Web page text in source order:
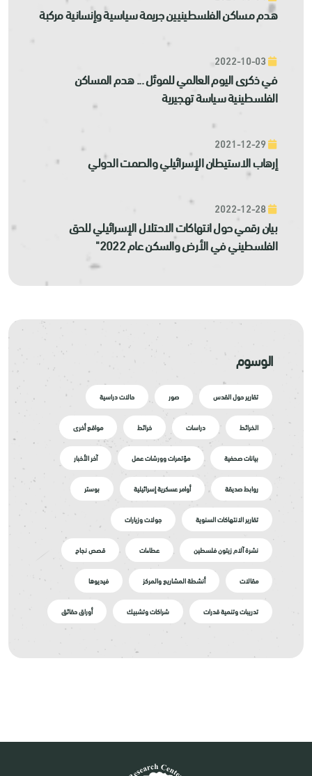
هدم مساكن الفلسطينيين جريمة سياسية وإنسانية مركبة
في ذكرى اليوم العالمي للموئل ... هدم المساكن
الفلسطينية سياسة تهجيرية
إرهاب الاستيطان الإسرائيلي والصمت الدولي
بيان رقمي حول انتهاكات الاحتلال الإسرائيلي للحق
الفلسطيني في الأرض والسكن عام 2022"
الوسوم
تقارير حول القدس صور حالات دراسية
الخرائط دراسات خرائط مواقع أخرى
بيانات صحفية مؤتمرات وورشات عمل آخر الأخبار
روابط صديقة أوامر عسكرية إسرائيلية بوستر
تقارير الانتهاكات السنوية جولات وزيارات
نشرة آلام زيتون فلسطين عطاءات قصص نجاح
مقالات أنشطة المشاريع والمركز فيديوها
تدريبات وتنمية قدرات شراكات وتشبيك أوراق حقائق